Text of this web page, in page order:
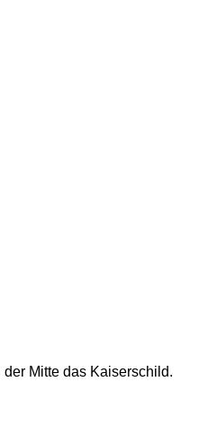
Mitte das Kaiserschild.